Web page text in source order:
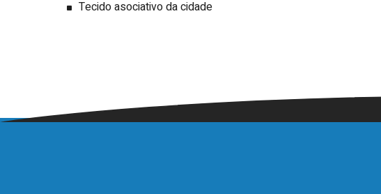
Tecido asociativo da cidade